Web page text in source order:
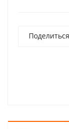
Поделиться